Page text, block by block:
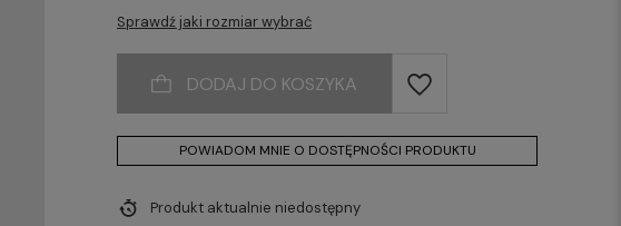
Sprawdź jaki rozmiar wybrać
DODAJ DO KOSZYKA
POWIADOM MNIE O DOSTĘPNOŚCI PRODUKTU
Produkt aktualnie niedostępny